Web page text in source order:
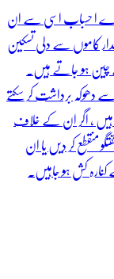
ا حسباب اسی سے ان
کاموں سے دلی تسکین
ہو جاتے ہیں۔
دھوکہ برداشت کر سکتے
، اگر ان کے خلاف
منقطع کر دیں یا ان
کش ہو جاہیں۔